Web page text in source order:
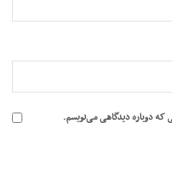
که دوباره دیدگاهی می‌نویسم.